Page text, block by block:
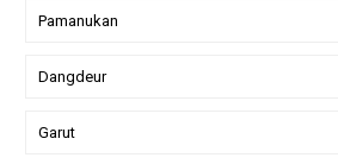
Pamanukan
Dangdeur
Garut